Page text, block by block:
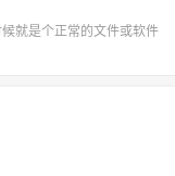
就是个正常的文件或软件